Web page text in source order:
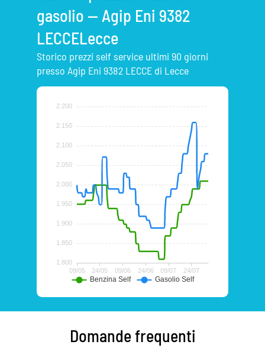
gasolio — Agip Eni 9382
LECCELecce
Storico prezzi self service ultimi 90 giorni
presso Agip Eni 9382 LECCE di Lecce
Domande frequenti